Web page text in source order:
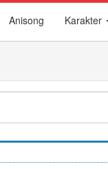
Anisong Karakter